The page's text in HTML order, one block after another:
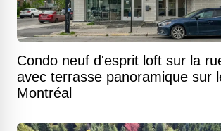
Condo neuf d'esprit loft sur la
avec terrasse panoramique sur
Montréal